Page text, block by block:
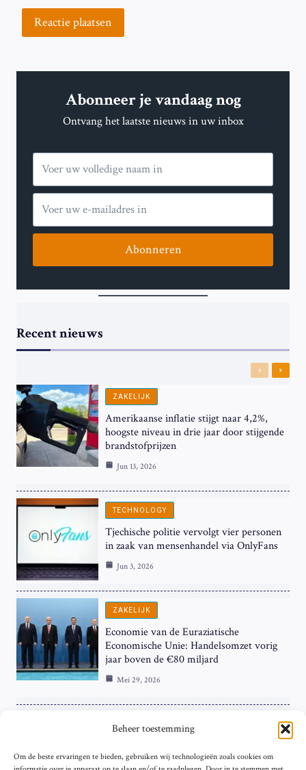
Beheer toestemming
Om de beste ervaringen te bieden, gebruiken wij technologieën zoals cookies om
Abonneer je vandaag nog
Ontvang het laatste nieuws in uw inbox
Abonneren
Recent nieuws
Previous
Next
ZAKELIJK
Amerikaanse inflatie stijgt naar 4,2%,
hoogste niveau in drie jaar door stijgende
brandstofprijzen
Jun 13, 2026
TECHNOLOGY
Tjechische politie vervolgt vier personen
in zaak van mensenhandel via OnlyFans
Jun 3, 2026
ZAKELIJK
Economie van de Euraziatische
Economische Unie: Handelsomzet vorig
jaar boven de €80 miljard
Mei 29, 2026
ZAKELIJK
Hardnekkige Inflatie bij de ‘Grote Vier’